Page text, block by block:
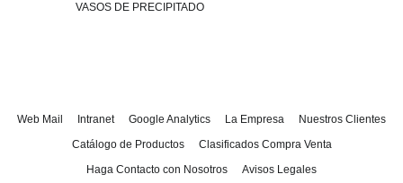
VASOS DE PRECIPITADO
Web Mail Intranet Google Analytics La Empresa
Nuestros Clientes
Catálogo de Productos
Clasificados Compra Venta
Haga Contacto con Nosotros
Avisos Legales